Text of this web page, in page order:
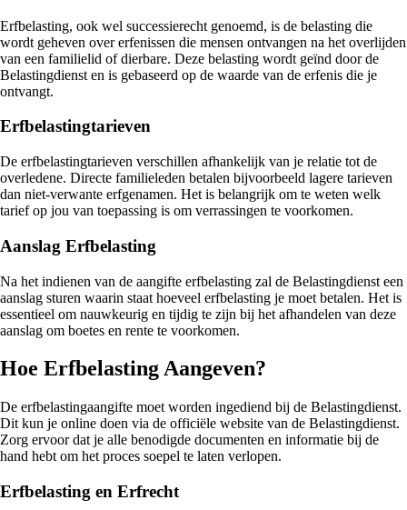
Erfbelasting, ook wel successierecht genoemd, is de belasting die
wordt geheven over erfenissen die mensen ontvangen na het overlijden
van een familielid of dierbare. Deze belasting wordt geïnd door de
Belastingdienst en is gebaseerd op de waarde van de erfenis die je
ontvangt.
Erfbelastingtarieven
De erfbelastingtarieven verschillen afhankelijk van je relatie tot de
overledene. Directe familieleden betalen bijvoorbeeld lagere tarieven
dan niet-verwante erfgenamen. Het is belangrijk om te weten welk
tarief op jou van toepassing is om verrassingen te voorkomen.
Aanslag Erfbelasting
Na het indienen van de aangifte erfbelasting zal de Belastingdienst een
aanslag sturen waarin staat hoeveel erfbelasting je moet betalen. Het is
essentieel om nauwkeurig en tijdig te zijn bij het afhandelen van deze
aanslag om boetes en rente te voorkomen.
Hoe Erfbelasting Aangeven?
De erfbelastingaangifte moet worden ingediend bij de Belastingdienst.
Dit kun je online doen via de officiële website van de Belastingdienst.
Zorg ervoor dat je alle benodigde documenten en informatie bij de
hand hebt om het proces soepel te laten verlopen.
Erfbelasting en Erfrecht